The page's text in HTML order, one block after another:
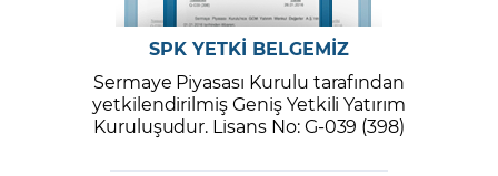
SPK YETKİ BELGEMİZ
Sermaye Piyasası Kurulu tarafından
yetkilendirilmiş Geniş Yetkili Yatırım
Kuruluşudur. Lisans No: G-039 (398)